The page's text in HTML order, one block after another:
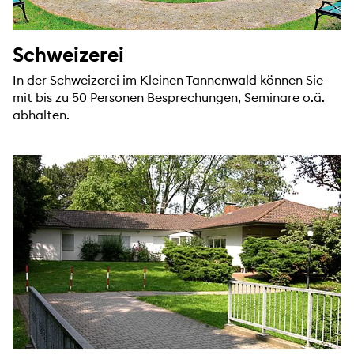
Schweizerei
In der Schweizerei im Kleinen Tannenwald können Sie
mit bis zu 50 Personen Besprechungen, Seminare o.ä.
abhalten.